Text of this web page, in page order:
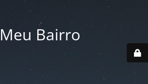
Meu Bairro